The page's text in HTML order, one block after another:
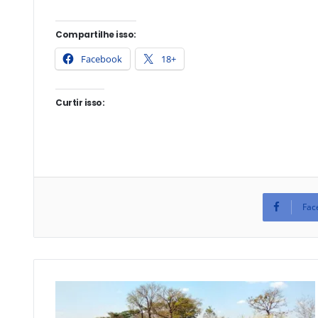
Compartilhe isso:
Facebook 18+
Curtir isso: